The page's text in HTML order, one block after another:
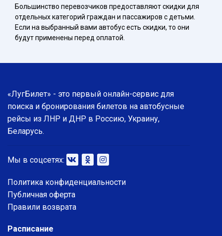
Большинство перевозчиков предоставляют скидки для
отдельных категорий граждан и пассажиров с детьми.
Если на выбранный вами автобус есть скидки, то они
будут применены перед оплатой.
«ЛугБилет» - это первый онлайн-сервис для
поиска и бронирования билетов на автобусные
рейсы из ЛНР и ДНР в Россию, Украину,
Беларусь.
Мы в соцсетях:
Политика конфиденциальности
Публичная оферта
Правили возврата
Расписание